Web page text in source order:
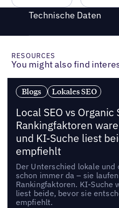
Technische Daten
RESOURCES
You might also find
Blogs Lokales SEO
Local SEO vs Organic
Rankingfaktoren
und KI-Suche liest
empfiehlt
Der Unterschied lokale und
schon immer da – sie
Rankingfaktoren. KI-Suche
liest beide, bevor sie
empfiehlt.